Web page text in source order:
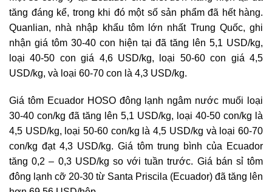
tăng đáng kể, trong khi đó một số sản phẩm đã hết hàng.
Quanlian, nhà nhập khẩu tôm lớn nhất Trung Quốc, ghi
nhận giá tôm 30-40 con hiện tại đã tăng lên 5,1 USD/kg,
loại 40-50 con giá 4,6 USD/kg, loại 50-60 con giá 4,5
USD/kg, và loại 60-70 con là 4,3 USD/kg.
Giá tôm Ecuador HOSO đông lạnh ngâm nước muối loại
30-40 con/kg đã tăng lên 5,1 USD/kg, loại 40-50 con/kg là
4,5 USD/kg, loại 50-60 con/kg là 4,5 USD/kg và loại 60-70
con/kg đạt 4,3 USD/kg. Giá tôm trung bình của Ecuador
tăng 0,2 – 0,3 USD/kg so với tuần trước. Giá bán sỉ tôm
đông lạnh cỡ 20-30 từ Santa Priscila (Ecuador) đã tăng lên